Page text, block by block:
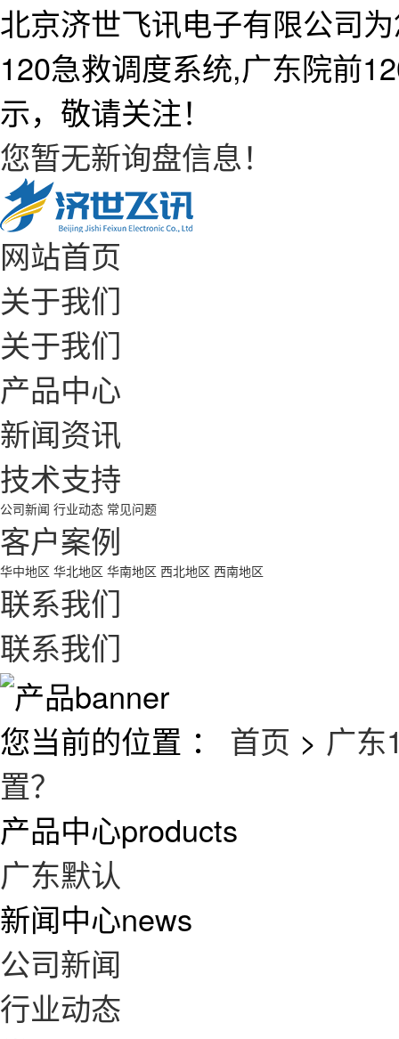
北京济世飞讯电子有限公司
120急救调度系统,广东院前
示，敬请关注！
您暂无新询盘信息！
网站首页
关于我们
关于我们
产品中心
新闻资讯
技术支持
公司新闻 行业动态 常见问题
客户案例
华中地区 华北地区 华南地区 西北地区 西南地区
联系我们
联系我们
您当前的位置 ： 首页 > 广东
置？
产品中心products
广东默认
新闻中心news
公司新闻
行业动态